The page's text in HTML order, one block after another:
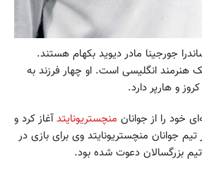
جورجینا مادر دیوید بکهام هستند.
هنرمند انگلیسی است. او چهار فرزند به
و هارپر دارد.
خود را از جوانان منچستریونایتدآغاز کرد و
جوانان منچستریونایتد وی برای بازی در
بزرگسالان دعوت شده بود.